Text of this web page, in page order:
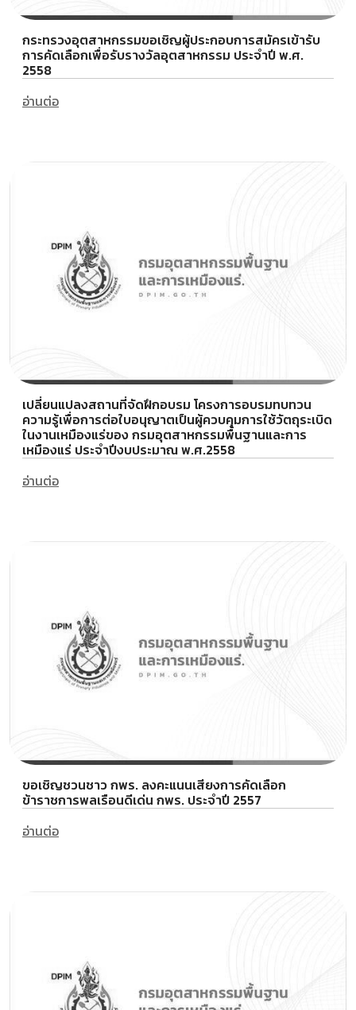
กระทรวงอุตสาหกรรมขอเชิญผู้ประกอบการสมัครเข้ารับ
การคัดเลือกเพื่อรับรางวัลอุตสาหกรรม ประจำปี พ.ศ.
2558
อ่านต่อ
เปลี่ยนแปลงสถานที่จัดฝึกอบรม โครงการอบรมทบทวน
ความรู้เพื่อการต่อใบอนุญาตเป็นผู้ควบคุมการใช้วัตถุระเบิด
ในงานเหมืองแร่ของ กรมอุตสาหกรรมพื้นฐานและการ
เหมืองแร่ ประจำปีงบประมาณ พ.ศ.2558
อ่านต่อ
ขอเชิญชวนชาว กพร. ลงคะแนนเสียงการคัดเลือก
ข้าราชการพลเรือนดีเด่น กพร. ประจำปี 2557
อ่านต่อ